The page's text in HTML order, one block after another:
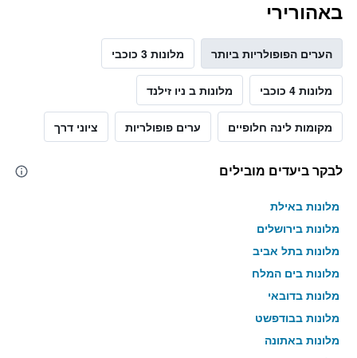
באהורירי
הערים הפופולריות ביותר מלונות 3 כוכבי
מלונות 4 כוכבי מלונות ב ניו זילנד
מקומות לינה חלופיים ערים פופולריות ציוני דרך
לבקר ביעדים מובילים
מלונות באילת
מלונות בירושלים
מלונות בתל אביב
מלונות בים המלח
מלונות בדובאי
מלונות בבודפשט
מלונות באתונה